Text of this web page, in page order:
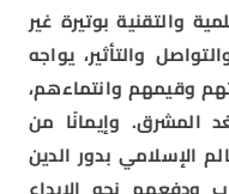
والتقنية بوتيرة غير
والتأثير، يواجه
وقيمهم وانتماءهم،
المشرق. وإيمانًا من
الإسلامي بدور الدين